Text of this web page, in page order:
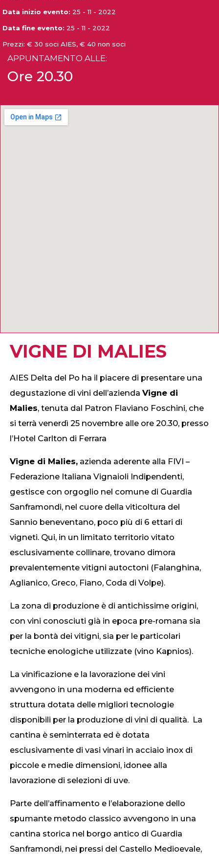
Data inizio evento: 25 - 11 - 2022
Data fine evento: 25 - 11 - 2022
Prezzi: € 30 soci AIES, € 40 non soci
APPUNTAMENTO ALLE:
Ore 20.30
VIGNE DI MALIES
AIES Delta del Po ha il piacere di presentare una
degustazione di vini dell’azienda Vigne di
Malies, tenuta dal Patron Flaviano Foschini, che
si terrà venerdì 25 novembre alle ore 20.30, presso
l’Hotel Carlton di Ferrara
Vigne di Malies, azienda aderente alla FIVI –
Federazione Italiana Vignaioli Indipendenti,
gestisce con orgoglio nel comune di Guardia
Sanframondi, nel cuore della viticoltura del
Sannio beneventano, poco più di 6 ettari di
vigneti. Qui, in un limitato territorio vitato
esclusivamente collinare, trovano dimora
prevalentemente vitigni autoctoni (Falanghina,
Aglianico, Greco, Fiano, Coda di Volpe).
La zona di produzione è di antichissime origini,
con vini conosciuti già in epoca pre-romana sia
per la bontà dei vitigni, sia per le particolari
tecniche enologiche utilizzate (vino Kapnios).
La vinificazione e la lavorazione dei vini
avvengono in una moderna ed efficiente
struttura dotata delle migliori tecnologie
disponibili per la produzione di vini di qualità. La
cantina è seminterrata ed è dotata
esclusivamente di vasi vinari in acciaio inox di
piccole e medie dimensioni, idonee alla
lavorazione di selezioni di uve.
Parte dell’affinamento e l’elaborazione dello
spumante metodo classico avvengono in una
cantina storica nel borgo antico di Guardia
Sanframondi, nei pressi del Castello Medioevale,